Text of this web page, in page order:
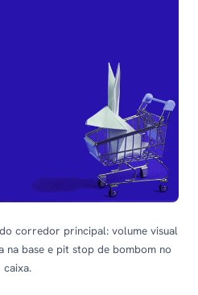
corredor principal: volume visual
na base e pit stop de bombom no
caixa.